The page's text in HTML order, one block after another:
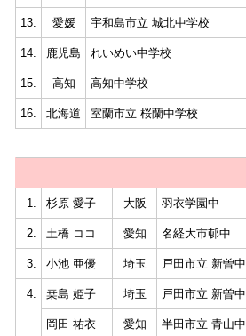
13. 愛媛 宇和島市立 城北中学校
14. 鹿児島 れいめい中学校
15. 高知 高知中学校
16. 北海道 室蘭市立 桜蘭中学校
1. 杉原 愛子 大阪 羽衣学園中
2. 土橋 ココ 愛知 名経大市邨中
3. 小池 亜優 埼玉 戸田市立 新曽中
4. 桒島 姫子 埼玉 戸田市立 新曽中
岡田 祐衣 愛知 半田市立 青山中